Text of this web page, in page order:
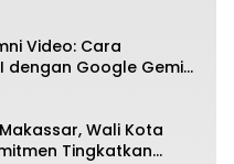
Video: Cara
dengan Google Gemini
Makassar, Wali Kota
Tingkatkan